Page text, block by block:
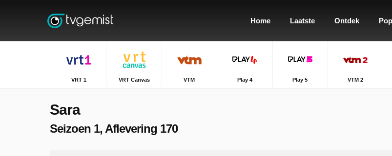
Home Laatste Ontdek
VRT 1 VRT Canvas VTM Play 4 Play 5 VTM 2
Sara
Seizoen 1, Aflevering 170